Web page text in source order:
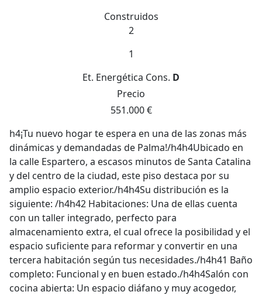
Construidos
2
1
Et. Energética Cons. D
Precio
551.000 €
h4¡Tu nuevo hogar te espera en una de las zonas más
dinámicas y demandadas de Palma!/h4h4Ubicado en
la calle Espartero, a escasos minutos de Santa Catalina
y del centro de la ciudad, este piso destaca por su
amplio espacio exterior./h4h4Su distribución es la
siguiente: /h4h42 Habitaciones: Una de ellas cuenta
con un taller integrado, perfecto para
almacenamiento extra, el cual ofrece la posibilidad y el
espacio suficiente para reformar y convertir en una
tercera habitación según tus necesidades./h4h41 Baño
completo: Funcional y en buen estado./h4h4Salón con
cocina abierta: Un espacio diáfano y muy acogedor,